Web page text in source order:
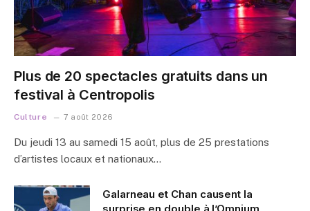
Plus de 20 spectacles gratuits dans un
festival à Centropolis
Culture 7 août 2026
Du jeudi 13 au samedi 15 août, plus de 25 prestations
d’artistes locaux et nationaux…
Galarneau et Chan causent la